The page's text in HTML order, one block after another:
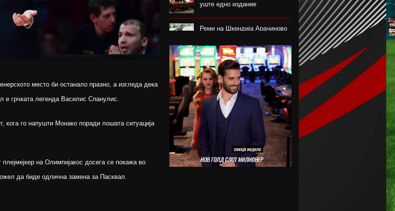
место би останало празно, а изгледа дека
е грчката легенда Василис Спанулис.
кога го напушти Монако поради лошата ситуација
на Олимпијакос досега се покажа во
да биде одлична замена за Пасквал.
уште едно издание
Реми на Шкендија Арачиново
второто коло на ПМФЛ
Јунајтед позајми два свои
голови
Пеп Чаварија од Рајо пред
потпис со Челзи
Рајндерс е приоритет на Јуве
во летниот преоден рок